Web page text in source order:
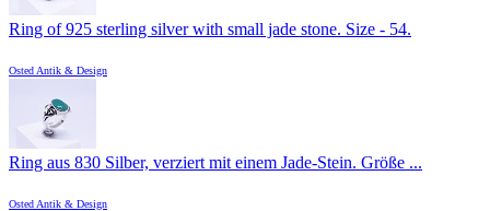
Ring of 925 sterling silver with small jade stone. Size - 54.
Osted Antik & Design
Ring aus 830 Silber, verziert mit einem Jade-Stein. Größe ...
Osted Antik & Design